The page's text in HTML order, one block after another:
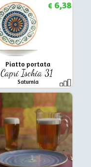
Piatto portata
Capri Ischia 31
Saturnia
€6,38